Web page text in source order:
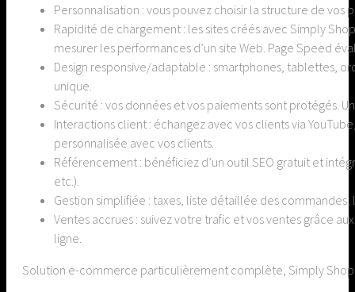
Personnalisation : vous pouvez choisir la structure de
Rapidité de chargement : les sites créés avec Simply
mesurer les performances d’un site Web. Page Speed
Design responsive/adaptable : smartphones, tablettes,
unique.
Sécurité : vos données et vos paiements sont protégés.
Interactions client : échangez avec vos clients via
personnalisée avec vos clients.
Référencement : bénéficiez d’un outil SEO gratuit et
etc.).
Gestion simplifiée : taxes, liste détaillée des
Ventes accrues : suivez votre trafic et vos ventes grâce
ligne.
Solution e-commerce particulièrement complète, Simply